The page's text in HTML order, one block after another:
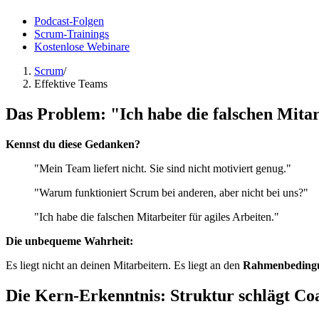
Podcast-Folgen
Scrum-Trainings
Kostenlose Webinare
Scrum/
Effektive Teams
Das Problem: "Ich habe die falschen
Kennst du diese Gedanken?
"Mein Team liefert nicht. Sie sind nicht motiviert genug."
"Warum funktioniert Scrum bei anderen, aber nicht bei uns?"
"Ich habe die falschen Mitarbeiter für agiles Arbeiten."
Die unbequeme Wahrheit:
Es liegt nicht an deinen Mitarbeitern. Es liegt an den
Die Kern-Erkenntnis: Struktur schlägt